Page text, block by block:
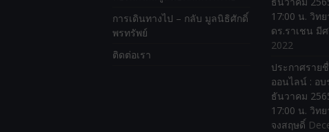
การเดินทางไป – กลับ มูลนิธิศักดิ์
พรทรัพย์
ติดต่อเรา
17:00 น. วิท
ดร.ราเชน มี
2022
ประกาศราย
ออนไลน์ : อ
ธันวาคม
17:00 น. วิท
จงสฤษดิ์